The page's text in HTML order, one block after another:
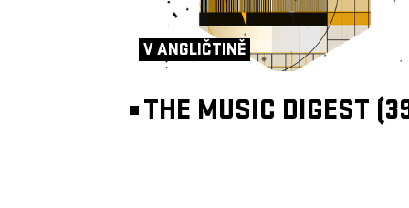
V ANGLIČTINĚ
THE MUSIC DIGEST